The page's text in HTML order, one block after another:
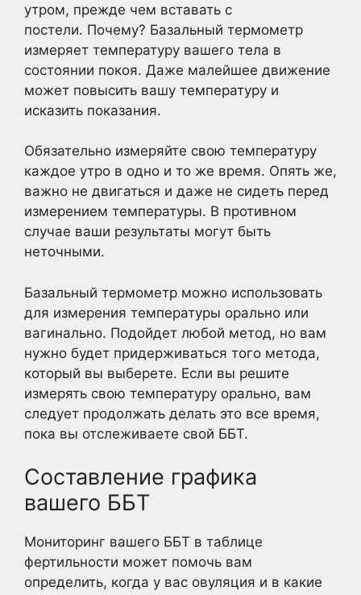
утром, прежде чем вставать с
постели. Почему? Базальный термометр
измеряет температуру вашего тела в
состоянии покоя. Даже малейшее движение
может повысить вашу температуру и
исказить показания.
Обязательно измеряйте свою температуру
каждое утро в одно и то же время. Опять же,
важно не двигаться и даже не сидеть перед
измерением температуры. В противном
случае ваши результаты могут быть
неточными.
Базальный термометр можно использовать
для измерения температуры орально или
вагинально. Подойдет любой метод, но вам
нужно будет придерживаться того метода,
который вы выберете. Если вы решите
измерять свою температуру орально, вам
следует продолжать делать это все время,
пока вы отслеживаете свой ББТ.
Составление графика
вашего ББТ
Мониторинг вашего ББТ в таблице
фертильности может помочь вам
определить, когда у вас овуляция и в какие